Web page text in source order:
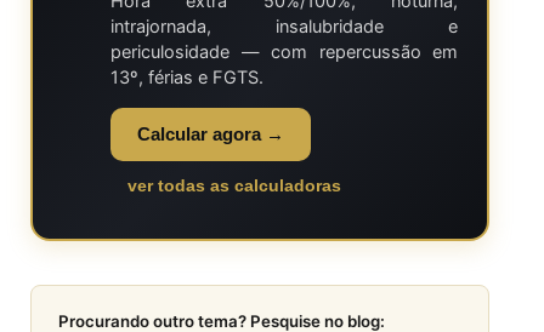
intrajornada, insalubridade e
periculosidade — com repercussão em
13º, férias e FGTS.
Calcular agora →
ver todas as calculadoras
Procurando outro tema? Pesquise no blog: